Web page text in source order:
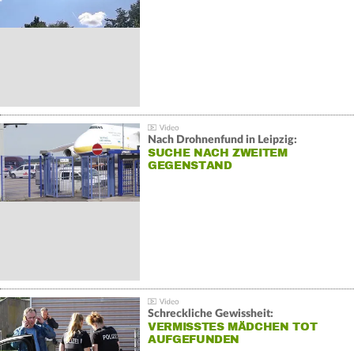
Nach Drohnenfund in Leipzig:
SUCHE NACH ZWEITEM
GEGENSTAND
Schreckliche Gewissheit:
VERMISSTES MÄDCHEN TOT
AUFGEFUNDEN